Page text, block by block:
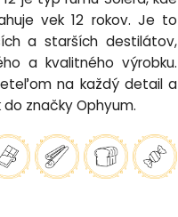
vek 12 rokov. Je to
a starších destilátov,
a kvalitného výrobku.
na každý detail a
značky Ophyum.